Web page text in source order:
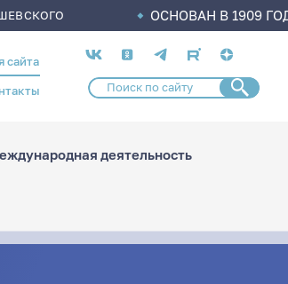
ОСНОВАН В 1909
сайта
Социальные
сети
деятельность